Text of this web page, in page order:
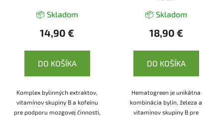
📦 Skladom
14,90 €
DO KOŠÍKA
Komplex bylinných extraktov,
vitamínov skupiny B a kofeínu
pre podporu mozgovej činnosti,
📦 Skladom
18,90 €
DO KOŠÍKA
Hematogreen je unikátna
kombinácia bylín, železa a
vitamínov skupiny B pre